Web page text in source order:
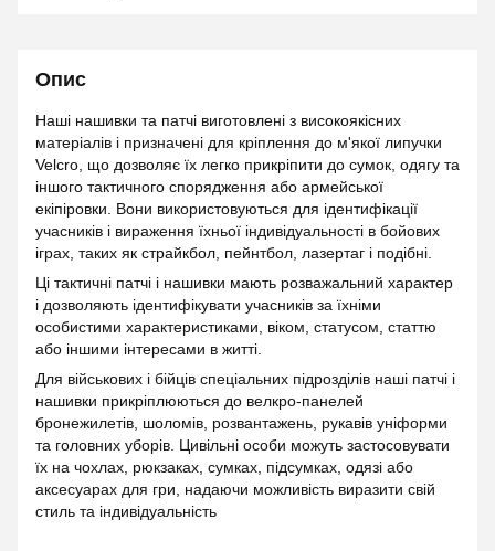
Опис
Наші нашивки та патчі виготовлені з високоякісних
матеріалів і призначені для кріплення до м'якої липучки
Velcro, що дозволяє їх легко прикріпити до сумок, одягу та
іншого тактичного спорядження або армейської
екіпіровки. Вони використовуються для ідентифікації
учасників і вираження їхньої індивідуальності в бойових
іграх, таких як страйкбол, пейнтбол, лазертаг і подібні.
Ці тактичні патчі і нашивки мають розважальний характер
і дозволяють ідентифікувати учасників за їхніми
особистими характеристиками, віком, статусом, статтю
або іншими інтересами в житті.
Для військових і бійців спеціальних підрозділів наші патчі і
нашивки прикріплюються до велкро-панелей
бронежилетів, шоломів, розвантажень, рукавів уніформи
та головних уборів. Цивільні особи можуть застосовувати
їх на чохлах, рюкзаках, сумках, підсумках, одязі або
аксесуарах для гри, надаючи можливість виразити свій
стиль та індивідуальність